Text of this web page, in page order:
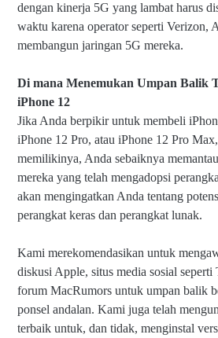
dengan kinerja 5G yang lambat harus
waktu karena operator seperti Verizon,
membangun jaringan 5G mereka.
Di mana Menemukan Umpan Balik
iPhone 12
Jika Anda berpikir untuk membeli
iPhone 12 Pro, atau iPhone 12 Pro
memilikinya, Anda sebaiknya
mereka yang telah mengadopsi
akan mengingatkan Anda tentang
perangkat keras dan perangkat lunak.
Kami merekomendasikan untuk
diskusi Apple, situs media sosial seperti
forum MacRumors untuk umpan balik
ponsel andalan. Kami juga telah
terbaik untuk, dan tidak, menginstal